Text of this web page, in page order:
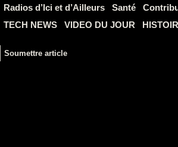
Radios d’Ici et d’Ailleurs
Santé
TECH NEWS
VIDEO DU JOUR
Soumettre article